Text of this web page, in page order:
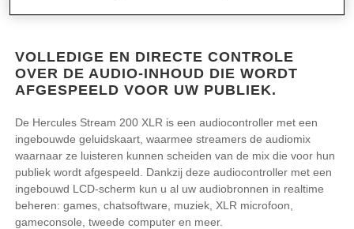
VOLLEDIGE EN DIRECTE CONTROLE
OVER DE AUDIO-INHOUD DIE WORDT
AFGESPEELD VOOR UW PUBLIEK.
De Hercules Stream 200 XLR is een audiocontroller met een
ingebouwde geluidskaart, waarmee streamers de audiomix
waarnaar ze luisteren kunnen scheiden van de mix die voor hun
publiek wordt afgespeeld. Dankzij deze audiocontroller met een
ingebouwd LCD-scherm kun u al uw audiobronnen in realtime
beheren: games, chatsoftware, muziek, XLR microfoon,
gameconsole, tweede computer en meer.